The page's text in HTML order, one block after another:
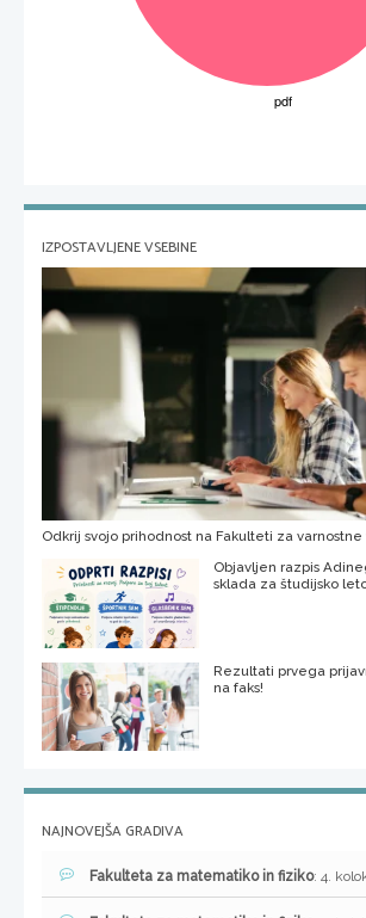
IZPOSTAVLJENE VSEBINE
Odkrij svojo prihodnost na Fakulteti za
Objavljen razpis
sklada za študijsko
Rezultati prvega
na faks!
NAJNOVEJŠA GRADIVA
Fakulteta za matematiko in fiziko: 4.